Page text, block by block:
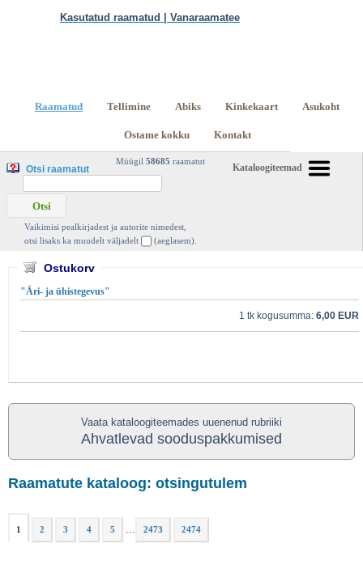
Kasutatud raamatud | Vanaraamatee
järjekorras, 2474 leheküljelKasutatud raamatud |
Raamatud Tellimine Abiks Kinkekaart Asukoht
Ostame kokku Kontakt
Kataloogiteemad
Müügil 58685 raamatut
Otsi raamatut
Vaikimisi pealkirjadest ja autorite nimedest,
otsi lisaks ka muudelt väljadelt
(aeglasem).
Ostukorv
"Äri- ja ühistegevus"
1 tk kogusumma: 6,00 EUR
Vaata kataloogiteemades uuenenud rubriiki
Ahvatlevad sooduspakkumised
Raamatute kataloog: otsingutulem
1 2 3 4 5 ... 2473 2474